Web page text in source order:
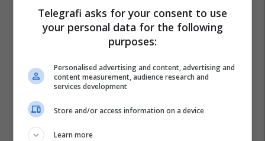
Telegrafi asks for your consent to use
your personal data for the following
purposes:
Personalised advertising and content, advertising and
content measurement, audience research and
services development
Store and/or access information on a device
Learn more